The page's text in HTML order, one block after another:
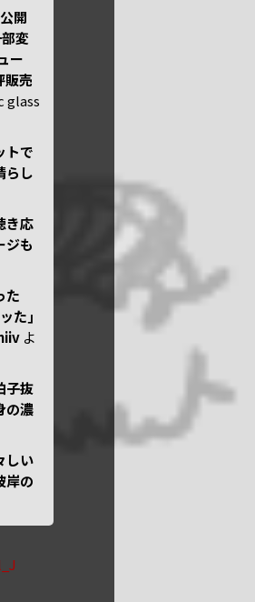
開
変
ー
販売
glass
トで
らし
き応
ジも
た
た｣
よ
子抜
の濃
しい
岸の